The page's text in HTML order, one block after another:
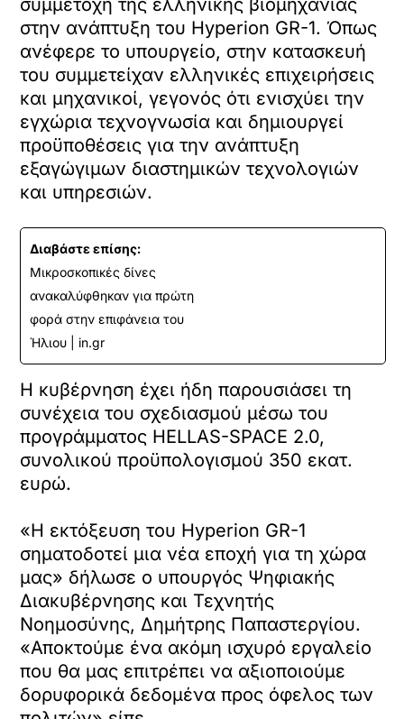
συμμετοχή της ελληνικής βιομηχανίας
στην ανάπτυξη του Hyperion GR-1. Όπως
ανέφερε το υπουργείο, στην κατασκευή
του συμμετείχαν ελληνικές επιχειρήσεις
και μηχανικοί, γεγονός ότι ενισχύει την
εγχώρια τεχνογνωσία και δημιουργεί
προϋποθέσεις για την ανάπτυξη
εξαγώγιμων διαστημικών τεχνολογιών
και υπηρεσιών.
Διαβάστε επίσης:
Μικροσκοπικές δίνες
ανακαλύφθηκαν για πρώτη
φορά στην επιφάνεια του
Ήλιου | in.gr
Η κυβέρνηση έχει ήδη παρουσιάσει τη
συνέχεια του σχεδιασμού μέσω του
προγράμματος HELLAS-SPACE 2.0,
συνολικού προϋπολογισμού 350 εκατ.
ευρώ.
«Η εκτόξευση του Hyperion GR-1
σηματοδοτεί μια νέα εποχή για τη χώρα
μας» δήλωσε ο υπουργός Ψηφιακής
Διακυβέρνησης και Τεχνητής
Νοημοσύνης, Δημήτρης Παπαστεργίου.
«Αποκτούμε ένα ακόμη ισχυρό εργαλείο
που θα μας επιτρέπει να αξιοποιούμε
δορυφορικά δεδομένα προς όφελος των